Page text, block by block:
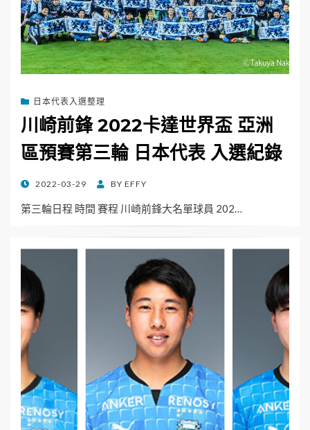
日本代表入選整理
川崎前鋒 2022卡達世界盃 亞洲
區預賽第三輪 日本代表 入選紀錄
POSTED
2022-03-29 BY EFFY
第三輪日程 時間 賽程 川崎前鋒大名單球員 202…